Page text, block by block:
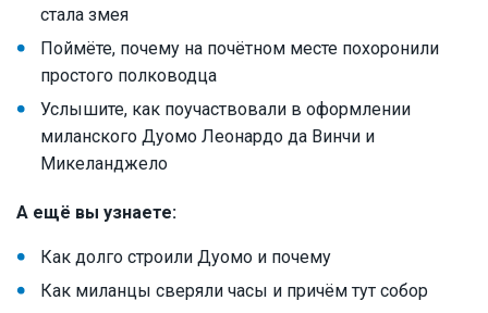
стала змея
Поймёте, почему на почётном месте похоронили
простого полководца
Услышите, как поучаствовали в оформлении
миланского Дуомо Леонардо да Винчи и
Микеланджело
А ещё вы узнаете:
Как долго строили Дуомо и почему
Как миланцы сверяли часы и причём тут собор